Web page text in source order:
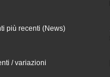
più recenti (News)
/ variazioni